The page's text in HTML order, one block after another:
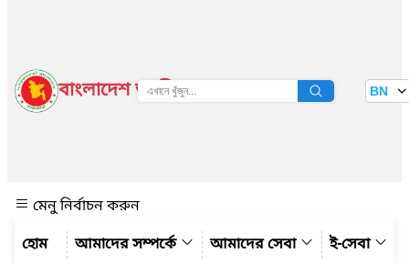
বাংলাদেশ জাতীয় তথ্য বাতায়ন BN
মেনু নির্বাচন করুন
আমাদের সম্পর্কে
আমাদের সেবা ই-সেবা